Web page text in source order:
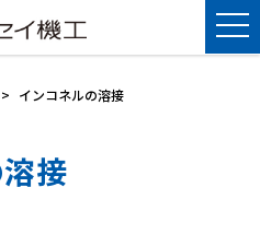
> インコネルの溶接
接